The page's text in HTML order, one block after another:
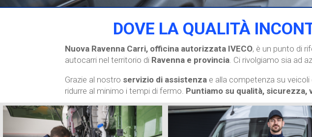
DOVE LA QUALITÀ
Nuova Ravenna Carri, officina autorizzata IVECO, è un punto di
autocarri nel territorio di Ravenna e provincia. Ci rivolgiamo sia ad
Grazie al nostro servizio di assistenza e alla competenza su
ridurre al minimo i tempi di fermo. Puntiamo su qualità,